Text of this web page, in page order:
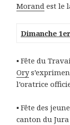
Morand est le
Dimanche
▪ Fête du
Ory
l’oratrice
▪ Fête des
canton du